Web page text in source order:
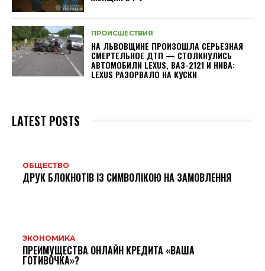
ПРОИСШЕСТВИЯ
НА ЛЬВОВЩИНЕ ПРОИЗОШЛА СЕРЬЕЗНАЯ
СМЕРТЕЛЬНОЕ ДТП — СТОЛКНУЛИСЬ
АВТОМОБИЛИ LEXUS, ВАЗ-2121 И НИВА:
LEXUS РАЗОРВАЛО НА КУСКИ
LATEST POSTS
ОБЩЕСТВО
ДРУК БЛОКНОТІВ ІЗ СИМВОЛІКОЮ НА ЗАМОВЛЕННЯ
ЭКОНОМИКА
ПРЕИМУЩЕСТВА ОНЛАЙН КРЕДИТА «ВАША
ГОТИВОЧКА»?